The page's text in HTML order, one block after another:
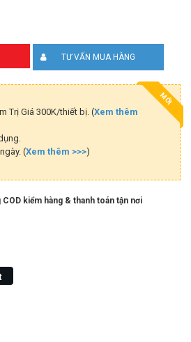
TƯ VẤN MUA HÀNG
MỚI
Trị Giá 300K/thiết bị. (Xem thêm
(Xem thêm >>>)
COD kiểm hàng & thanh toán tận nơi